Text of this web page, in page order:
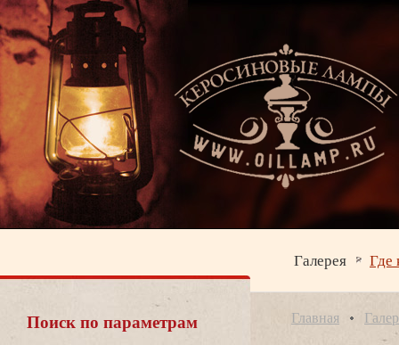
Галерея Где
Поиск по параметрам Главная